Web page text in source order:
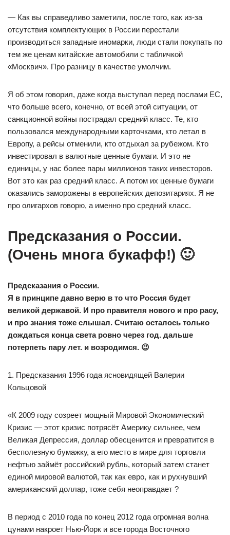
— Как вы справедливо заметили, после того, как из-за
отсутствия комплектующих в России перестали
производиться западные иномарки, люди стали покупать по
тем же ценам китайские автомобили с табличкой
«Москвич». Про разницу в качестве умолчим.
Я об этом говорил, даже когда выступал перед послами ЕС,
что больше всего, конечно, от всей этой ситуации, от
санкционной войны пострадал средний класс. Те, кто
пользовался международными карточками, кто летал в
Европу, а рейсы отменили, кто отдыхал за рубежом. Кто
инвестировал в валютные ценные бумаги. И это не
единицы, у нас более пары миллионов таких инвесторов.
Вот это как раз средний класс. А потом их ценные бумаги
оказались заморожены в европейских депозитариях. Я не
про олигархов говорю, а именно про средний класс.
Предсказания о России.
(Очень многа букафф!) 🙂
Предсказания о России.
Я в принципе давно верю в то что Россия будет
великой державой. И про правителя нового и про расу,
и про знания тоже слышал. Считаю осталось только
дождаться конца света ровно через год. дальше
потерпеть пару лет. и возродимся. 😉
1. Предсказания 1996 года ясновидящей Валерии
Кольцовой
«К 2009 году созреет мощный Мировой Экономический
Кризис — этот кризис потрясёт Америку сильнее, чем
Великая Депрессия, доллар обесценится и превратится в
бесполезную бумажку, а его место в мире для торговли
нефтью займёт российский рубль, который затем станет
единой мировой валютой, так как евро, как и рухнувший
американский доллар, тоже себя неоправдает ?
В период с 2010 года по конец 2012 года огромная волна
цунами накроет Нью-Йорк и все города Восточного